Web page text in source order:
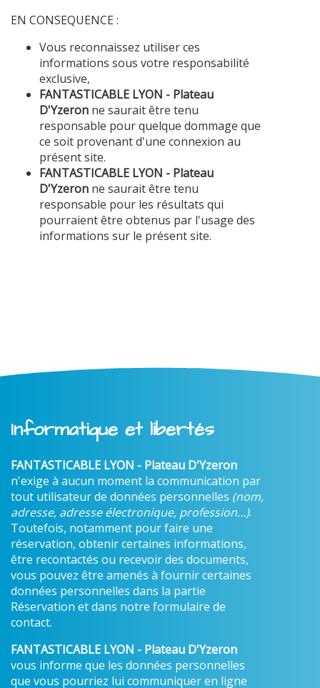
EN CONSEQUENCE :
Vous reconnaissez utiliser ces
informations sous votre responsabilité
exclusive,
FANTASTICABLE LYON - Plateau
D'Yzeron ne saurait être tenu
responsable pour quelque dommage que
ce soit provenant d'une connexion au
présent site.
FANTASTICABLE LYON - Plateau
D'Yzeron ne saurait être tenu
responsable pour les résultats qui
pourraient être obtenus par l'usage des
informations sur le présent site.
Informatique et libertés
FANTASTICABLE LYON - Plateau D'Yzeron
n'exige à aucun moment la communication par
tout utilisateur de données personnelles (nom,
adresse, adresse électronique, profession...).
Toutefois, notamment pour faire une
réservation, obtenir certaines informations,
être recontactés ou recevoir des documents,
vous pouvez être amenés à fournir certaines
données personnelles dans la partie
Réservation et dans notre formulaire de
contact.
FANTASTICABLE LYON - Plateau D'Yzeron
vous informe que les données personnelles
que vous pourriez lui communiquer en ligne